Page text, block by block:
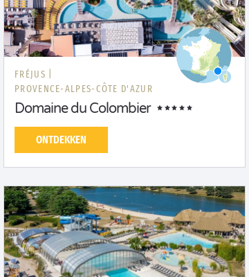
FRÉJUS |
PROVENCE-ALPES-CÔTE D'AZUR
Domaine du Colombier
ONTDEKKEN